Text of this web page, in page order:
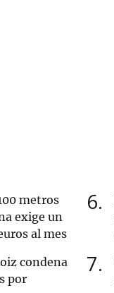
metros
exige un
al mes
condena
por
6
7